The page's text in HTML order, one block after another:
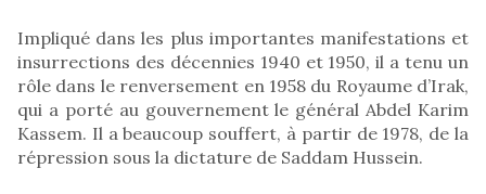
Impliqué dans les plus importantes manifestations et
insurrections des décennies 1940 et 1950, il a tenu un
rôle dans le renversement en 1958 du Royaume d’Irak,
qui a porté au gouvernement le général Abdel Karim
Kassem. Il a beaucoup souffert, à partir de 1978, de la
répression sous la dictature de Saddam Hussein.